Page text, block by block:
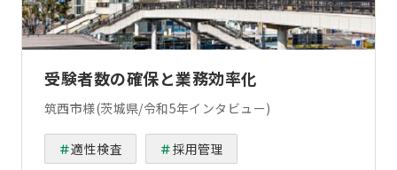
受験者数の確保と業務効率化
筑西市様(茨城県/令和5年インタビュー)
適性検査 採用管理